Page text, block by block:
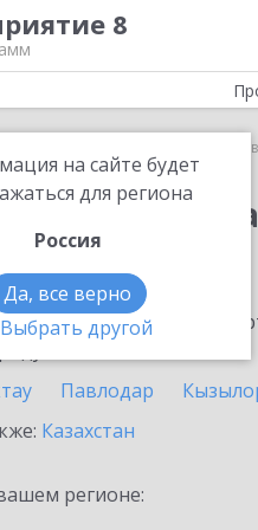
8
на сайте будет
для региона
Россия
Да, все верно
Выбрать другой
1С:Доставка
с информационными
Павлодар
Казахстан
регионе: